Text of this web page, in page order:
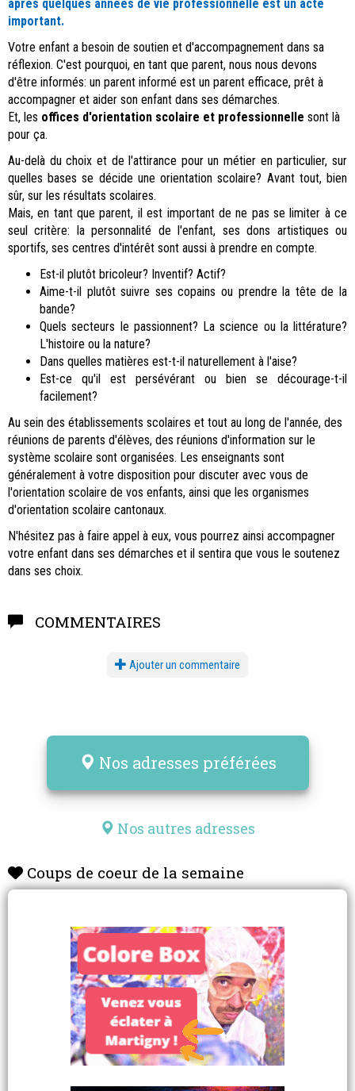
après quelques années de vie professionnelle est un acte
important.
Votre enfant a besoin de soutien et d'accompagnement dans sa
réflexion. C'est pourquoi, en tant que parent, nous nous devons
d'être informés: un parent informé est un parent efficace, prêt à
accompagner et aider son enfant dans ses démarches.
Et, les offices d'orientation scolaire et professionnelle sont là
pour ça.
Au-delà du choix et de l'attirance pour un métier en particulier, sur
quelles bases se décide une orientation scolaire? Avant tout, bien
sûr, sur les résultats scolaires.
Mais, en tant que parent, il est important de ne pas se limiter à ce
seul critère: la personnalité de l'enfant, ses dons artistiques ou
sportifs, ses centres d'intérêt sont aussi à prendre en compte.
Est-il plutôt bricoleur? Inventif? Actif?
Aime-t-il plutôt suivre ses copains ou prendre la tête de la
bande?
Quels secteurs le passionnent? La science ou la littérature?
L'histoire ou la nature?
Dans quelles matières est-t-il naturellement à l'aise?
Est-ce qu'il est persévérant ou bien se décourage-t-il
facilement?
Au sein des établissements scolaires et tout au long de l'année, des
réunions de parents d'élèves, des réunions d'information sur le
système scolaire sont organisées. Les enseignants sont
généralement à votre disposition pour discuter avec vous de
l'orientation scolaire de vos enfants, ainsi que les organismes
d'orientation scolaire cantonaux.
N'hésitez pas à faire appel à eux, vous pourrez ainsi accompagner
votre enfant dans ses démarches et il sentira que vous le soutenez
dans ses choix.
COMMENTAIRES
Ajouter un commentaire
Nos adresses préférées
Nos autres adresses
Coups de coeur de la semaine